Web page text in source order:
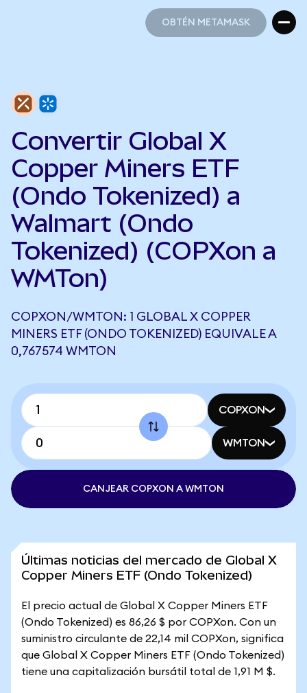
OBTÉN METAMASK
Convertir Global X
Copper Miners ETF
(Ondo Tokenized) a
Walmart (Ondo
Tokenized) (COPXon a
WMTon)
COPXON/WMTON: 1 GLOBAL X COPPER
MINERS ETF (ONDO TOKENIZED) EQUIVALE A
0,767574 WMTON
COPXON
WMTON
CANJEAR COPXON A WMTON
Últimas noticias del mercado de Global X
Copper Miners ETF (Ondo Tokenized)
El precio actual de Global X Copper Miners ETF
(Ondo Tokenized) es 86,26 $ por COPXon. Con un
suministro circulante de 22,14 mil COPXon, significa
que Global X Copper Miners ETF (Ondo Tokenized)
tiene una capitalización bursátil total de 1,91 M $.